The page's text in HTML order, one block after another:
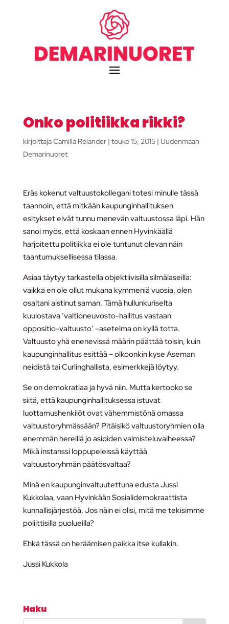
Onko politiikka rikki?
kirjoittajaCamilla Relander| touko 15, 2015| Uudenmaan
Demarinuoret
Eräs kokenut valtuustokollegani totesi minulle tässä
taannoin, että mitkään kaupunginhallituksen
esitykset eivät tunnu menevän valtuustossa läpi. Hän
sanoi myös, että koskaan ennen Hyvinkäällä
harjoitettu politiikka ei ole tuntunut olevan näin
taantumuksellisessa tilassa.
Asiaa täytyy tarkastella objektiivisilla silmälaseilla:
vaikka en ole ollut mukana kymmeniä vuosia, olen
osaltani aistinut saman. Tämä hullunkuriselta
kuulostava ’valtioneuvosto-hallitus vastaan
oppositio-valtuusto’ –asetelma on kyllä totta.
Valtuusto yhä enenevissä määrin päättää toisin, kuin
kaupunginhallitus esittää – olkoonkin kyse Aseman
neidistä tai Curlinghallista, esimerkkejä löytyy.
Se on demokratiaa ja hyvä niin. Mutta kertooko se
siitä, että kaupunginhallituksessa istuvat
luottamushenkilöt ovat vähemmistönä omassa
valtuustoryhmässään? Pitäisikö valtuustoryhmien olla
enemmän hereillä jo asioiden valmisteluvaiheessa?
Mikä instanssi loppupeleissä käyttää
valtuustoryhmän päätösvaltaa?
Minä en kaupunginvaltuutettuna edusta Jussi
Kukkolaa, vaan Hyvinkään Sosialidemokraattista
kunnallisjärjestöä. Jos näin ei olisi, mitä me tekisimme
poliittisilla puolueilla?
Ehkä tässä on heräämisen paikka itse kullakin.
Jussi Kukkola
Haku